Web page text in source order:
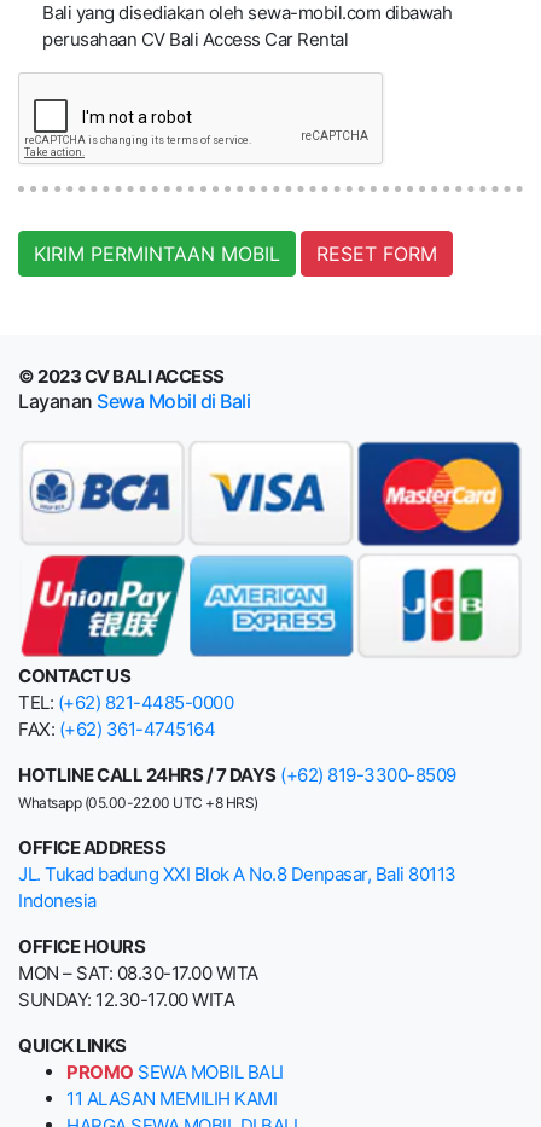
Bali yang disediakan oleh sewa-mobil.com dibawah
perusahaan CV Bali Access Car Rental
KIRIM PERMINTAAN MOBIL RESET FORM
© 2023 CV BALI ACCESS
Layanan Sewa Mobil di Bali
CONTACT US
TEL: (+62) 821-4485-0000
FAX: (+62) 361-4745164
HOTLINE CALL 24HRS / 7 DAYS (+62) 819-3300-8509
Whatsapp (05.00-22.00 UTC +8 HRS)
OFFICE ADDRESS
JL. Tukad badung XXI Blok A No.8 Denpasar, Bali 80113
Indonesia
OFFICE HOURS
MON – SAT: 08.30-17.00 WITA
SUNDAY: 12.30-17.00 WITA
QUICK LINKS
PROMO SEWA MOBIL BALI
11 ALASAN MEMILIH KAMI